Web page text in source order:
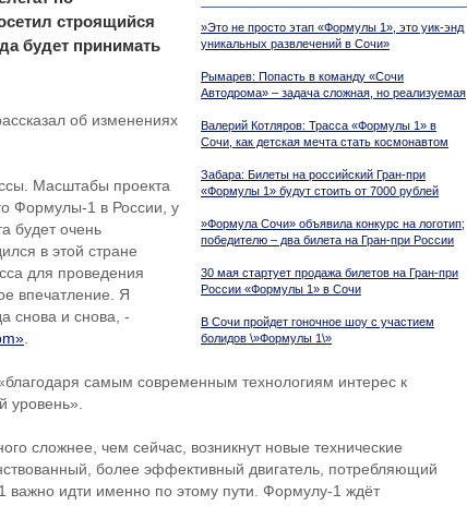
»Это не просто этап «Формулы 1», это уик-энд
уникальных развлечений в Сочи»
Рымарев: Попасть в команду «Сочи
Автодрома» – задача сложная, но реализуемая
Валерий Котляров: Трасса «Формулы 1» в
Сочи, как детская мечта стать космонавтом
Забара: Билеты на российский Гран-при
«Формулы 1» будут стоить от 7000 рублей
»Формула Сочи» объявила конкурс на логотип;
победителю – два билета на Гран-при России
30 мая стартует продажа билетов на Гран-при
России «Формулы 1» в Сочи
В Сочи пройдет гоночное шоу с участием
болидов \»Формулы 1\»
строящийся
будет принимать
об изменениях
Масштабы проекта
Формулы-1 в России, у
будет очень
в этой стране
для проведения
впечатление. Я
снова и снова, -
самым современным технологиям интерес к
сложнее, чем сейчас, возникнут новые технические
более эффективный двигатель, потребляющий
идти именно по этому пути. Формулу-1 ждёт